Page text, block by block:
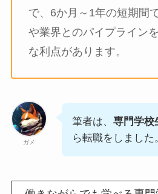
で、6か月～1年の短期間
や業界とのパイプライン
な利点があります。
ガメ
筆者は、 専門学校
ら転職をしました